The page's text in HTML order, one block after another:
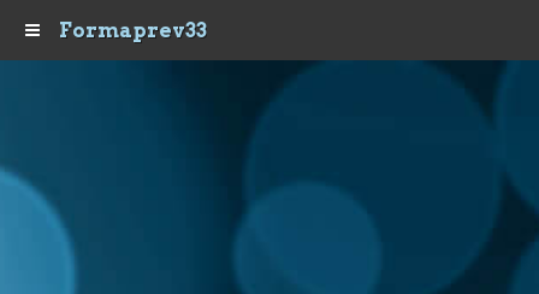
Formaprev33